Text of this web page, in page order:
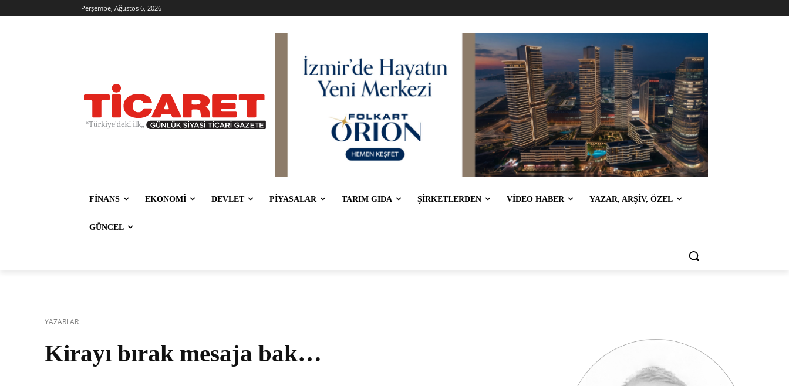
Perşembe, Ağustos 6, 2026
FİNANS EKONOMİ DEVLET PİYASALAR TARIM GIDA ŞİRKETLERDEN VİDEO HABER YAZAR, ARŞİV, ÖZEL
GÜNCEL
YAZARLAR
Kirayı bırak mesaja bak…